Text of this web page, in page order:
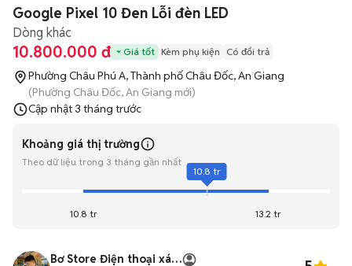
tương tự khác dưới đây nhé!
Google Pixel 10 Đen Lỗi đèn LED
Dòng khác
10.800.000 đ Giá tốt Kèm phụ kiện Có đổi trả
Phường Châu Phú A, Thành phố Châu Đốc, An Giang
(Phường Châu Đốc, An Giang mới)
Cập nhật3 tháng trước
Khoảng giá thị trường
Theo dữ liệu trong 3 tháng gần nhất
10.8 tr 13.2 tr
10.8 tr
Bơ Store Điện thoại xách tay Châu Đốc AG